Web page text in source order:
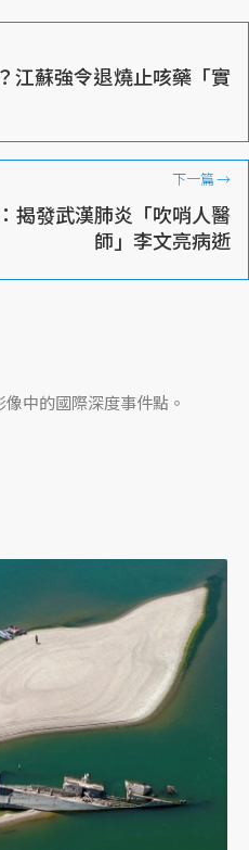
江蘇強令退燒止咳藥「實
下一篇→
揭發武漢肺炎「吹哨人醫
師」李文亮病逝
中的國際深度事件點。